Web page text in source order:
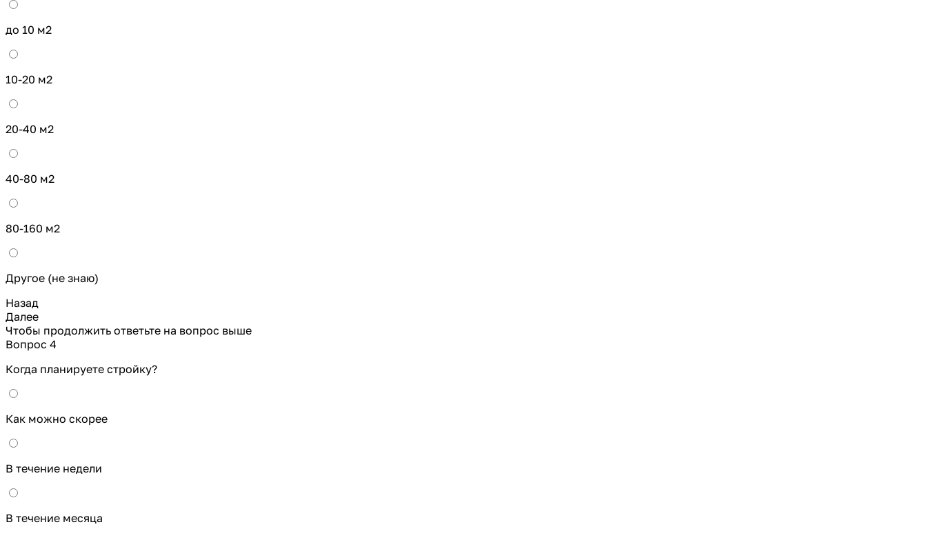
до 10 м2
10-20 м2
20-40 м2
40-80 м2
80-160 м2
Другое (не знаю)
Назад
Далее
Чтобы продолжить ответьте на вопрос выше
Вопрос 4
Когда планируете стройку?
Как можно скорее
В течение недели
В течение месяца